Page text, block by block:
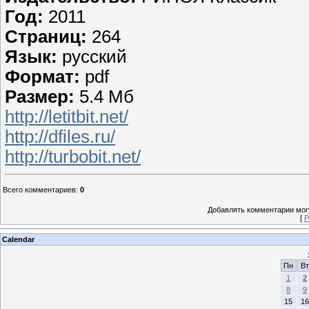
Год: 2011
Страниц: 264
Язык: русский
Формат: pdf
Размер: 5.4 Мб
http://letitbit.net/
http://dfiles.ru/
http://turbobit.net/
Всего комментариев: 0
Добавлять комментарии
[
Calendar
Пн
Вт
1
2
8
9
15
16